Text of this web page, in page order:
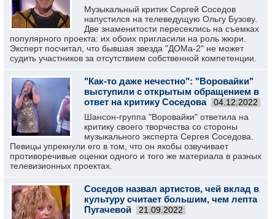
Музыкальный критик Сергей Соседов
напустился на телеведущую Ольгу Бузову.
Две знаменитости пересеклись на съемках
популярного проекта: их обоих пригласили на роль жюри.
Эксперт посчитал, что бывшая звезда "ДОМа-2" не может
судить участников за отсутствием собственной компетенции.
"Как-то даже нечестно": "Воровайки"
выступили с открытым обращением в
ответ на критику Соседова
04.12.2022
Шансон-группа "Воровайки" ответила на
критику своего творчества со стороны
музыкального эксперта Сергея Соседова.
Певицы упрекнули его в том, что он якобы озвучивает
противоречивые оценки одного и того же материала в разных
телевизионных проектах.
Соседов назвал артистов, чей вклад в
культуру считает большим, чем лепта
Пугачевой
21.09.2022